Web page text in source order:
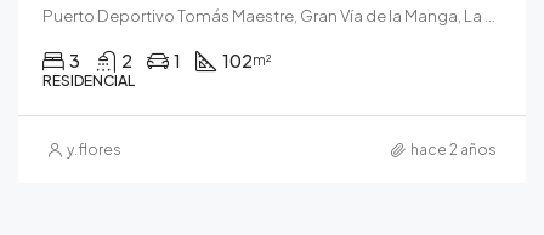
3 2 1 102m²
RESIDENCIAL
y.flores hace 2 años